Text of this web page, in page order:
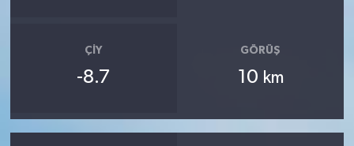
ÇIY
-8.7
GÖRÜŞ
10 km